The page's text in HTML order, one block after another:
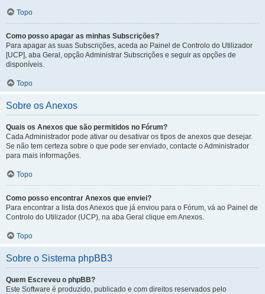
Topo
Como posso apagar as minhas Subscrições?
Para apagar as suas Subscrições, aceda ao Painel de Controlo do Utilizador
[UCP], aba Geral, opção Administrar Subscrições e seguir as opções de
disponíveis.
Topo
Sobre os Anexos
Quais os Anexos que são permitidos no Fórum?
Cada Administrador pode ativar ou desativar os tipos de anexos que desejar.
Se não tem certeza sobre o que pode ser enviado, contacte o Administrador
para mais informações.
Topo
Como posso encontrar Anexos que enviei?
Para encontrar a lista dos Anexos que já enviou para o Fórum, vá ao Painel de
Controlo do Utilizador (UCP), na aba Geral clique em Anexos.
Topo
Sobre o Sistema phpBB3
Quem Escreveu o phpBB?
Este Software é produzido, publicado e com direitos reservados pelo